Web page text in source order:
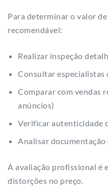
Para determinar o valor
recomendável:
Realizar inspeção
Consultar especialistas
Comparar com vendas
anúncios)
Verificar autenticidade
Analisar
A avaliação profissional é
distorções no preço.